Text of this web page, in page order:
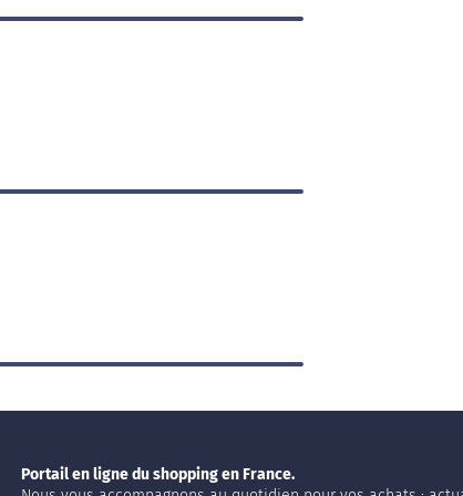
Portail en ligne du shopping en France.